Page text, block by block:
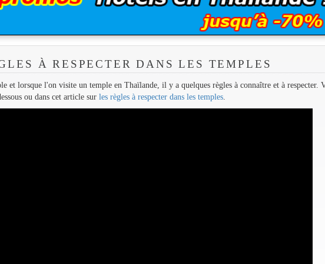
À RESPECTER DANS LES TEMPLES
et lorsque l'on visite un temple en Thaïlande, il y a quelques règles à connaître et à respecter.
ou dans cet article sur les règles à respecter dans les temples.